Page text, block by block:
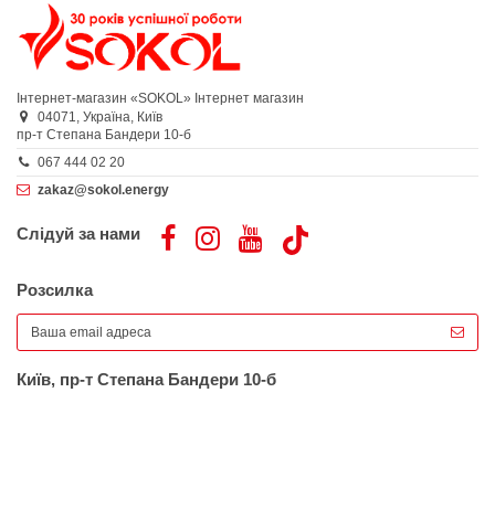
Інтернет-магазин «SOKOL» Інтернет магазин
04071, Україна, Київ
пр-т Степана Бандери 10-б
067 444 02 20
zakaz@sokol.energy
Слідуй за нами
Розсилка
Київ, пр-т Степана Бандери 10-б